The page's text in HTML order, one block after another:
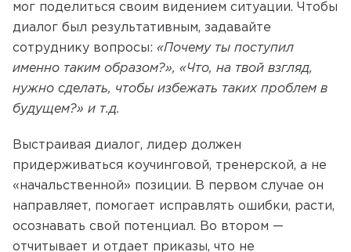
мог поделиться своим видением ситуации. Чтобы
диалог был результативным, задавайте
сотруднику вопросы: «Почему ты поступил
именно таким образом?», «Что, на твой взгляд,
нужно сделать, чтобы избежать таких проблем в
будущем?» и т.д.
Выстраивая диалог, лидер должен
придерживаться коучинговой, тренерской, а не
«начальственной» позиции. В первом случае он
направляет, помогает исправлять ошибки, расти,
осознавать свой потенциал. Во втором —
отчитывает и отдает приказы, что не